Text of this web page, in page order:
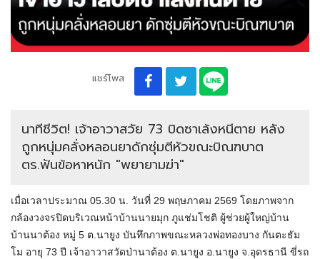
แชร์โพส
นาทีชีวิต! เจ้าอาวาสวัย 73 บิดซาเล้งหนีตาย หลัง
ถูกหนุ่มคลั่งหลอนยาดักซุ่มตีหัวขณะบิณฑบาต
ตร.ฟันข้อหาหนัก "พยายามฆ่า"
เมื่อเวลาประมาณ 05.30 น. วันที่ 29 พฤษภาคม 2569 โดยภาพจาก
กล้องวงจรปิดบริเวณหน้าบ้านนายมุก ภูแช่มโชติ ผู้ช่วยผู้ใหญ่บ้าน
บ้านนาต้อง หมู่ 5 ต.นายูง บันทึกภาพขณะหลวงพ่อทองบาง กันตะธัม
โม อายุ 73 ปี เจ้าอาวาสวัดป่านาต้อง ต.นายูง อ.นายูง จ.อุดรธานี ขี่รถ